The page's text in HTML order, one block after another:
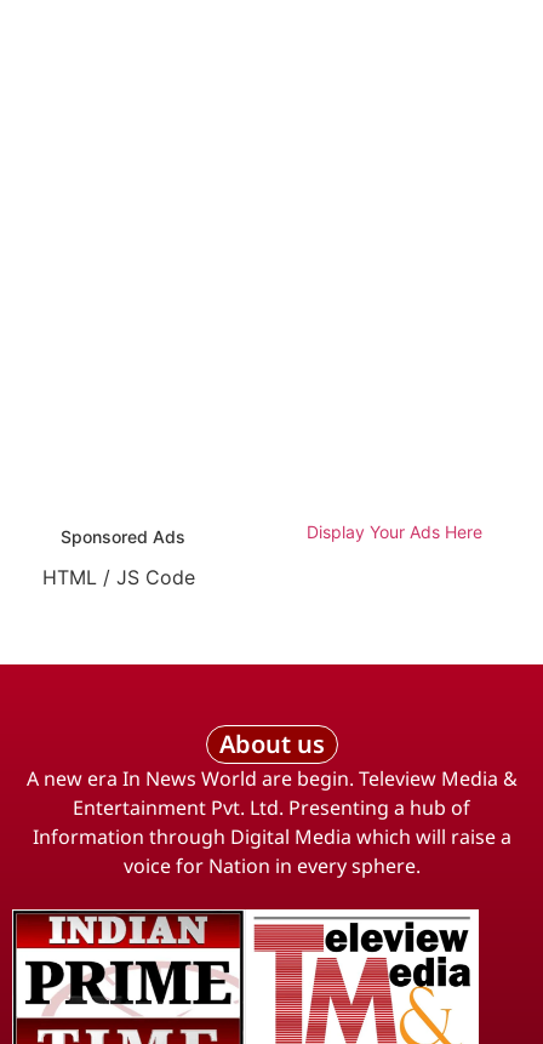
Sponsored Ads Display Your Ads Here
HTML / JS Code
About us
A new era In News World are begin. Teleview Media &
Entertainment Pvt. Ltd. Presenting a hub of
Information through Digital Media which will raise a
voice for Nation in every sphere.